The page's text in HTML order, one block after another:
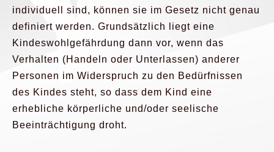
individuell sind, können sie im Gesetz nicht genau
definiert werden. Grundsätzlich liegt eine
Kindeswohlgefährdung dann vor, wenn das
Verhalten (Handeln oder Unterlassen) anderer
Personen im Widerspruch zu den Bedürfnissen
des Kindes steht, so dass dem Kind eine
erhebliche körperliche und/oder seelische
Beeinträchtigung droht.